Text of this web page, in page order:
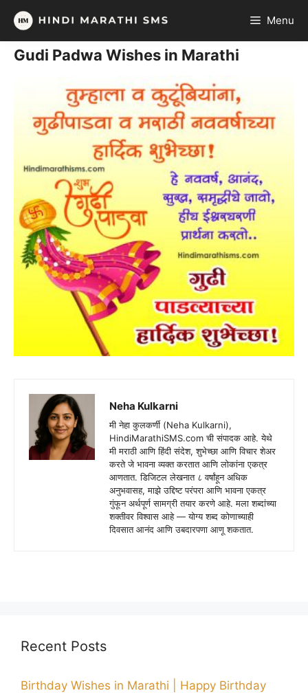
Skip
content
Menu
Gudi Padwa Wishes in Marathi
Neha Kulkarni
मी नेहा कुलकर्णी (Neha Kulkarni),
HindiMarathiSMS.com ची संपादक आहे. येथे
मी मराठी आणि हिंदी संदेश, शुभेच्छा आणि विचार शेअर
करते जे भावना व्यक्त करतात आणि लोकांना एकत्र
आणतात. डिजिटल लेखनात ८ वर्षांहून अधिक
अनुभवासह, माझे उद्दिष्ट परंपरा आणि भावना एकत्र
गुंफून अर्थपूर्ण सामग्री तयार करणे आहे. मला शब्दांच्या
शक्तीवर विश्वास आहे — योग्य शब्द कोणाच्याही
दिवसात आनंद आणि उबदारपणा आणू शकतात.
Recent Posts
Birthday Wishes in Marathi | Happy Birthday